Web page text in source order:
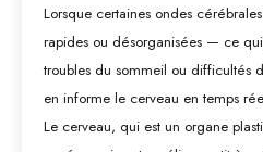
Lorsque certaines ondes
rapides ou désorganisées — ce
troubles du sommeil ou difficultés
en informe le cerveau en temps
Le cerveau, qui est un organe